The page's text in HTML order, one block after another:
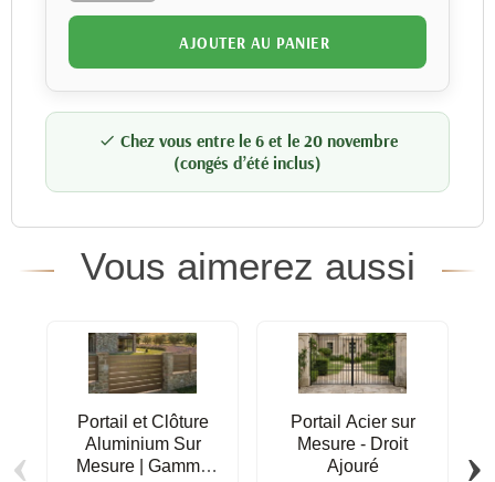
AJOUTER AU PANIER
 Chez vous entre le 6 et le 20 novembre
(congés d’été inclus)
Vous aimerez aussi
Portail et Clôture
Aluminium Sur
Mesure | Gamme
Portail Acier sur
Mesure - Droit
Ajouré
‹ ›